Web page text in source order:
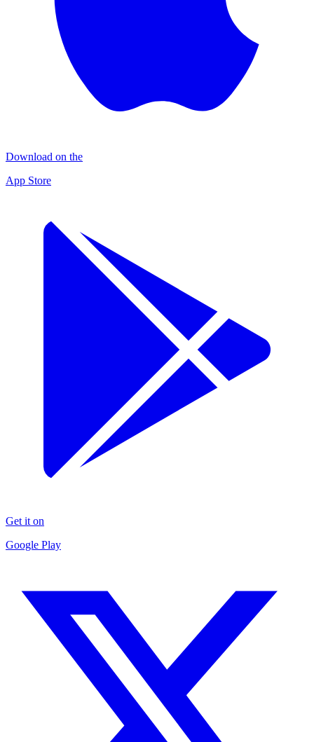
Download on the
App Store
Get it on
Google Play